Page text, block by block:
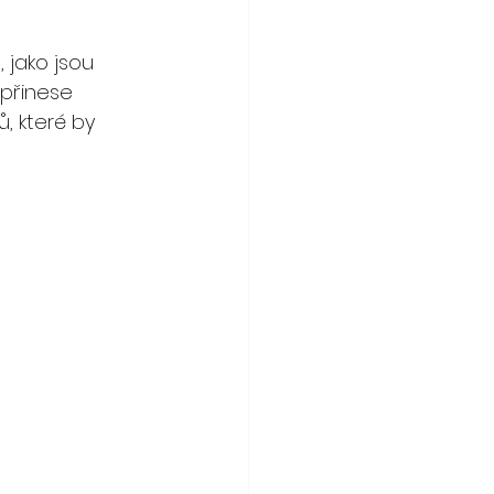
jsou
které by